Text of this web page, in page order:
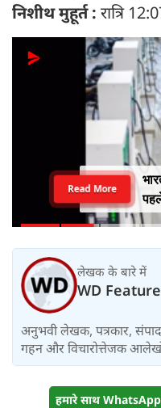
निशीथ मुहूर्त : रात्रि
Read More
लेखक के बारे में
WD
अनुभवी लेखक, पत्रकार,
गहन और विचारोत्तेजक आलेखों
हमारे साथ